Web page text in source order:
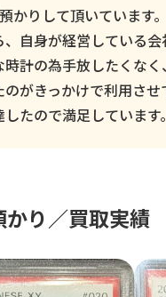
かりして頂いています。
自身が経営している
計の為手放したくな
のがきっかけで利用さ
たので満足していま
り／買取実績